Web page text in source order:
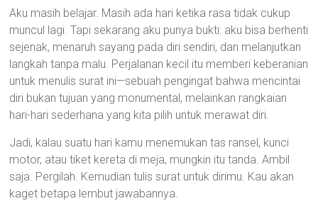
Aku masih belajar. Masih ada hari ketika rasa tidak cukup
muncul lagi. Tapi sekarang aku punya bukti: aku bisa berhenti
sejenak, menaruh sayang pada diri sendiri, dan melanjutkan
langkah tanpa malu. Perjalanan kecil itu memberi keberanian
untuk menulis surat ini—sebuah pengingat bahwa mencintai
diri bukan tujuan yang monumental, melainkan rangkaian
hari-hari sederhana yang kita pilih untuk merawat diri.
Jadi, kalau suatu hari kamu menemukan tas ransel, kunci
motor, atau tiket kereta di meja, mungkin itu tanda. Ambil
saja. Pergilah. Kemudian tulis surat untuk dirimu. Kau akan
kaget betapa lembut jawabannya.